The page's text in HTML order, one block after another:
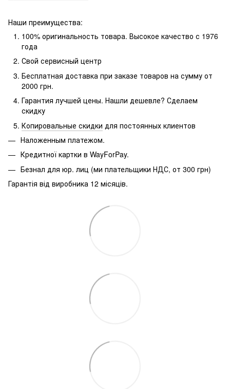
Наши преимущества:
100% оригинальность товара. Высокое качество с 1976
года
Свой сервисный центр
Бесплатная доставка при заказе товаров на сумму от
2000 грн.
Гарантия лучшей цены. Нашли дешевле? Сделаем
скидку
Копировальные скидки для постоянных клиентов
Наложенным платежом.
Кредитної картки в WayForPay.
Безнал для юр. лиц (ми плательщики НДС, от 300 грн)
Гарантія від виробника 12 місяців.